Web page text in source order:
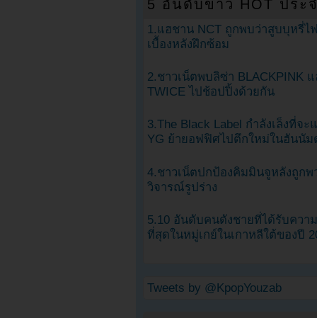
5 อันดับข่าว HOT ประ
1.แฮชาน NCT ถูกพบว่าสูบบุหรี่ไ
เบื้องหลังฝึกซ้อม
2.ชาวเน็ตพบลิซ่า BLACKPINK
TWICE ไปช้อปปิ้งด้วยกัน
3.The Black Label กำลังเล็งที่จะ
YG ย้ายอฟฟิศไปตึกใหม่ในฮันนัม
4.ชาวเน็ตปกป้องคิมมินจูหลังถูกพ
วิจารณ์รูปร่าง
5.10 อันดับคนดังชายที่ได้รับควา
ที่สุดในหมู่เกย์ในเกาหลีใต้ของปี
Tweets by @KpopYouzab